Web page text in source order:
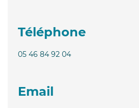
Téléphone
05 46 84 92 04
Email